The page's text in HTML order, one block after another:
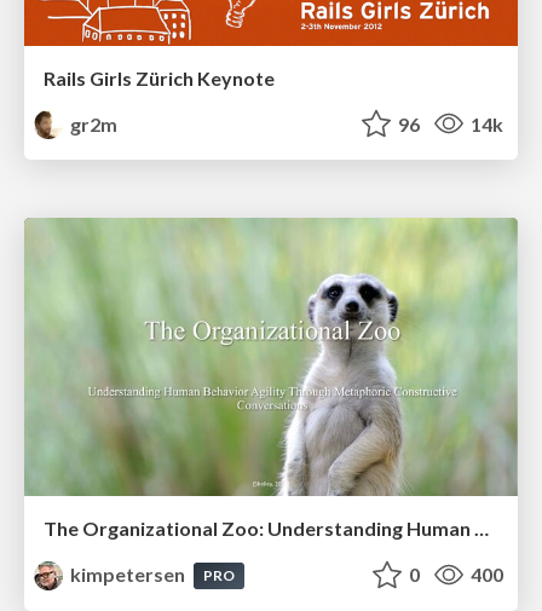
Rails Girls Zürich Keynote
gr2m
96 14k
The Organizational Zoo: Understanding Human Behavior Agility Through Metaphoric Constructive Conversations (based on the works of Arthur Shelley, Ph.D)
kimpetersen
PRO 0 400